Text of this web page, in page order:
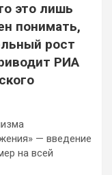
это лишь
понимать,
рост
РИА
— введение
на всей